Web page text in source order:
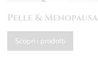
Pelle & Menopausa
Scopri i prodotti